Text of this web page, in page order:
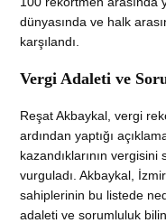
dünyasında ve halk
karşılandı.
Vergi Adaleti ve
Reşat Akbaykal, vergi
ardından yaptığı
kazandıklarının
vurguladı. Akbaykal,
sahiplerinin bu listede
adaleti ve sorumluluk